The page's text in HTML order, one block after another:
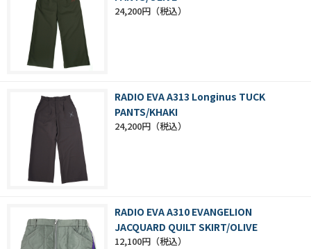
24,200円
RADIO EVA A313 Longinus TUCK
PANTS/KHAKI
24,200円
RADIO EVA A310 EVANGELION
JACQUARD QUILT SKIRT/OLIVE
12,100円